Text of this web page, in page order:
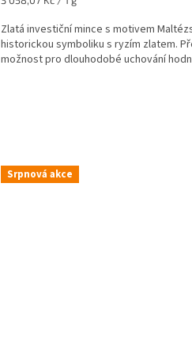
5,0
z
5
hvězdiček.
Zlatá investiční mince s motivem
historickou symboliku s ryzím zlatem.
možnost pro dlouhodobé uchování
Srpnová akce